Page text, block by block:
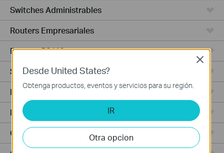
Switches Administrables
Routers Empresariales
Routers 5G/4G
Switches Smart
Punto de Acceso
Routers de Alta Potencia
Cámaras y seguridad
Desde United States?
Obtenga productos, eventos y servicios para su región.
IR
Otra opcion
Close